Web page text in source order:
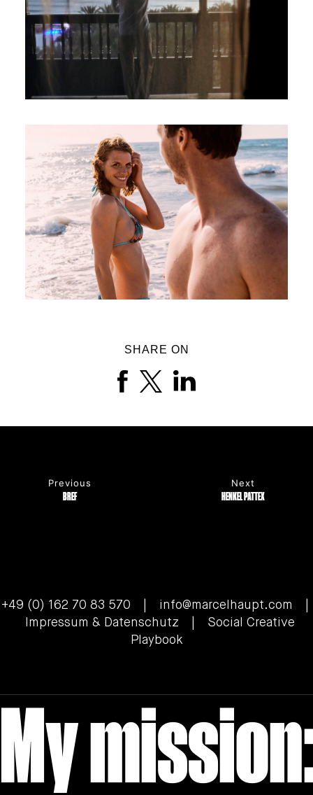
SHARE ON
Previous
BREF
Next
HENKEL PATTEX
+49 (0) 162 70 83 570 | info@marcelhaupt.com
Impressum & Datenschutz | Social Creative
Playbook
My